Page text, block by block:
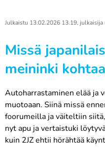
Julkaistu 13.02.2026 13.19, julkaisija
Missä
meininki
Autoharrastaminen elää ja
muotoaan. Siinä missä
foorumeilla ja väiteltiin
nyt apu ja vertaistuki
kuin 2JZ ehtii hörähtää